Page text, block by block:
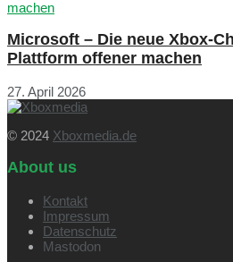
Microsoft – Die neue Xbox-
Plattform offener machen
27. April 2026
© 2024 Xboxmedia.de
About us
Kontakt
Impressum
Datenschutz
Mastodon